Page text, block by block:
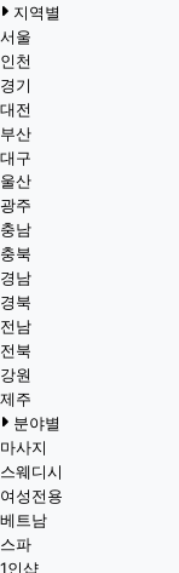
지역별
서울
인천
경기
대전
부산
대구
울산
광주
충남
충북
경남
경북
전남
전북
강원
제주
분야별
마사지
스웨디시
여성전용
베트남
스파
1인샵